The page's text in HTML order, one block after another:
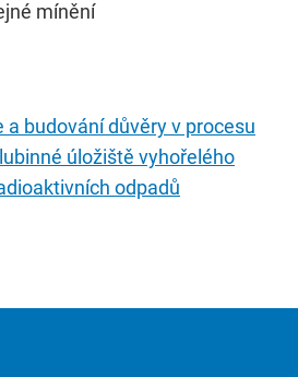
mínění
budování důvěry v procesu
úložiště vyhořelého
odpadů